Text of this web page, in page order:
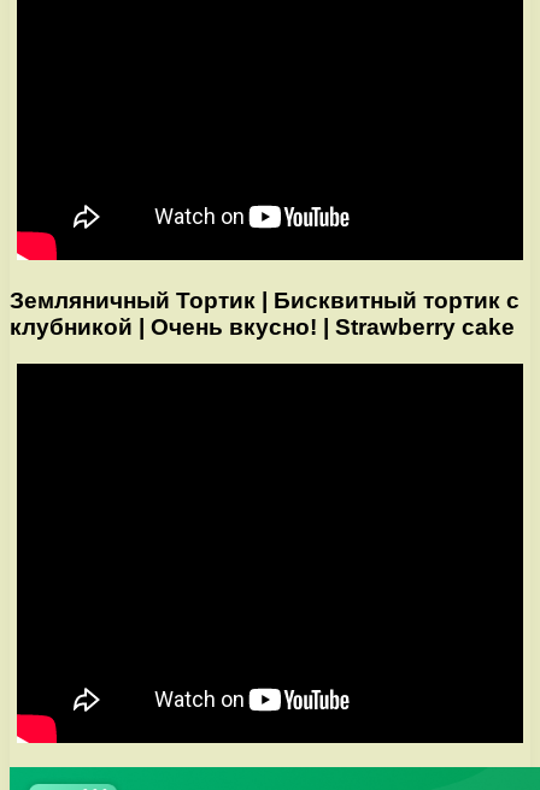
Земляничный Тортик | Бисквитный тортик с
клубникой | Очень вкусно! | Strawberry cake